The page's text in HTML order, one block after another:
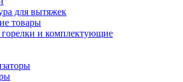
для вытяжек
товары
горелки и комплектующие